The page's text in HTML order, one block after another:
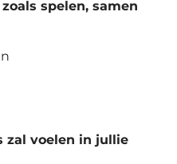
spelen, samen
zal voelen in jullie